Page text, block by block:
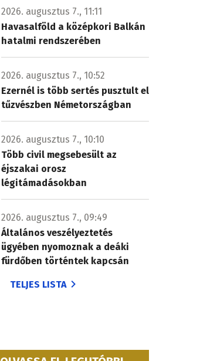
2026. augusztus 7., 11:11
Havasalföld a középkori Balkán
hatalmi rendszerében
2026. augusztus 7., 10:52
Ezernél is több sertés pusztult el
tűzvészben Németországban
2026. augusztus 7., 10:10
Több civil megsebesült az
éjszakai orosz
légitámadásokban
2026. augusztus 7., 09:49
Általános veszélyeztetés
ügyében nyomoznak a deáki
fürdőben történtek kapcsán
TELJES LISTA